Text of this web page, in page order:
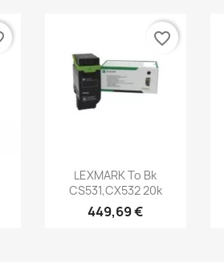
 Aperçu rapide
LEXMARK To Bk
CS531,CX532 20k
449,69 €
favorite_border